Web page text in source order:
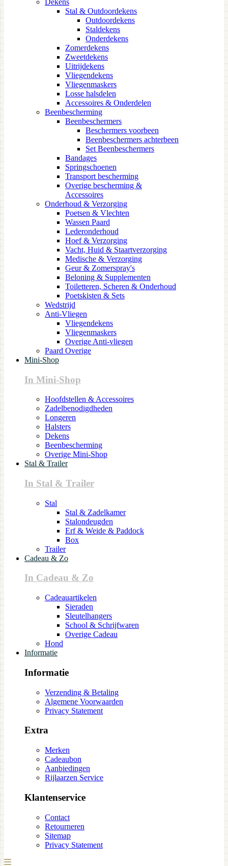
Stal & Outdoordekens
Outdoordekens
Staldekens
Onderdekens
Zomerdekens
Zweetdekens
Uitrijdekens
Vliegendekens
Vliegenmaskers
Losse halsdelen
Accessoires & Onderdelen
Beenbescherming
Beenbeschermers
Beschermers voorbeen
Beenbeschermers achterbeen
Set Beenbeschermers
Bandages
Springschoenen
Transport bescherming
Overige bescherming &
Accessoires
Onderhoud & Verzorging
Poetsen & Vlechten
Wassen Paard
Lederonderhoud
Hoef & Verzorging
Vacht, Huid & Staartverzorging
Medische & Verzorging
Geur & Zomerspray's
Beloning & Supplementen
Toiletteren, Scheren & Onderhoud
Poetskisten & Sets
Wedstrijd
Anti-Vliegen
Vliegendekens
Vliegenmaskers
Overige Anti-vliegen
Paard Overige
Mini-Shop
In Mini-Shop
Hoofdstellen & Accessoires
Zadelbenodigdheden
Longeren
Halsters
Dekens
Beenbescherming
Overige Mini-Shop
Stal & Trailer
In Stal & Trailer
Stal
Stal & Zadelkamer
Stalondeugden
Erf & Weide & Paddock
Box
Trailer
Cadeau & Zo
In Cadeau & Zo
Cadeauartikelen
Sieraden
Sleutelhangers
School & Schrijfwaren
Overige Cadeau
Hond
Informatie
Informatie
Verzending & Betaling
Algemene Voorwaarden
Privacy Statement
Extra
Merken
Cadeaubon
Aanbiedingen
Rijlaarzen Service
Klantenservice
Contact
Retourneren
Sitemap
Privacy Statement